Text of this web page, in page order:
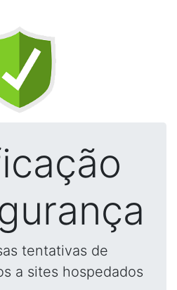
tentativas de
a sites hospedados